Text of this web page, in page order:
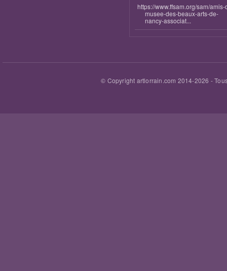
https://www.ffsam.org/sam/amis-
musee-des-beaux-arts-de-
nancy-associat...
© Copyright artlorrain.com 2014-2026 -